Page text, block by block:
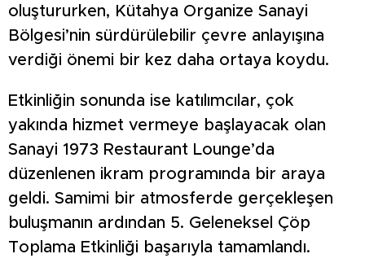
oluştururken, Kütahya Organize Sanayi
Bölgesi’nin sürdürülebilir çevre anlayışına
verdiği önemi bir kez daha ortaya koydu.
Etkinliğin sonunda ise katılımcılar, çok
yakında hizmet vermeye başlayacak olan
Sanayi 1973 Restaurant Lounge’da
düzenlenen ikram programında bir araya
geldi. Samimi bir atmosferde gerçekleşen
buluşmanın ardından 5. Geleneksel Çöp
Toplama Etkinliği başarıyla tamamlandı.